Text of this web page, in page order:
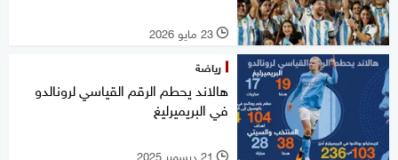
l 23 مايو 2026
رياضة
هالاند يحطم الرقم القياسي لرونالدو
في البريميرليغ
l 21 ديسمبر 2025